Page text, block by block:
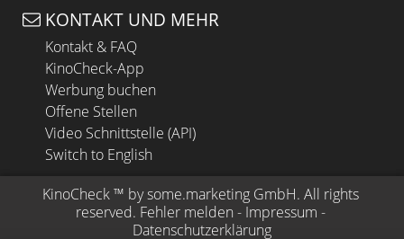
KONTAKT UND MEHR
Kontakt & FAQ
KinoCheck-App
Werbung buchen
Offene Stellen
Video Schnittstelle (API)
Switch to English
KinoCheck ™ by some.marketing GmbH. All rights
reserved. Fehler melden - Impressum -
Datenschutzerklärung